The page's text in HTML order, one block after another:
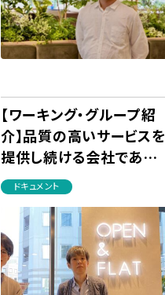
【ワーキング・グループ紹
介】品質の高いサービスを
提供し続ける会社である
ために／品質向上チーム
ドキュメント